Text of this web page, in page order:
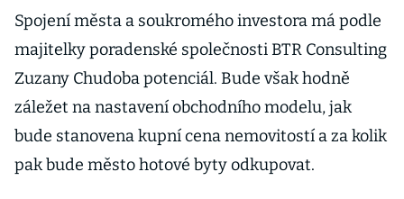
Spojení města a soukromého investora má podle
majitelky poradenské společnosti BTR Consulting
Zuzany Chudoba potenciál. Bude však hodně
záležet na nastavení obchodního modelu, jak
bude stanovena kupní cena nemovitostí a za kolik
pak bude město hotové byty odkupovat.